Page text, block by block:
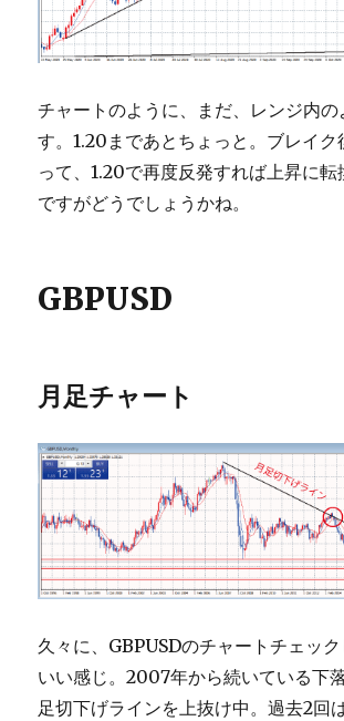
チャートのように、まだ、レンジ内の
す。1.20まであとちょっと。ブレイク
って、1.20で再度反発すれば上昇に転
ですがどうでしょうかね。
GBPUSD
月足チャート
久々に、GBPUSDのチャートチェック
いい感じ。2007年から続いている下
足切下げラインを上抜け中。過去2回